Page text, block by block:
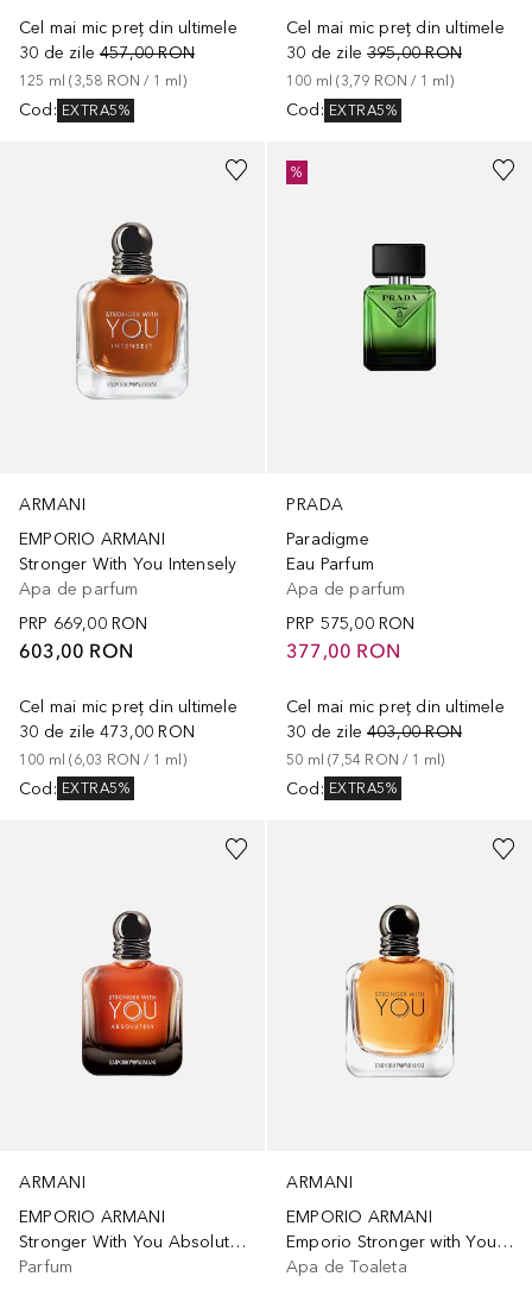
Cel mai mic preț din ultimele
30 de zile 457,00 RON
125 ml (3,58 RON / 1 ml )
Cod : EXTRA5%
Cel mai mic preț din ultimele
30 de zile 395,00 RON
100 ml (3,79 RON / 1 ml )
Cod : EXTRA5%
ARMANI
EMPORIO ARMANI
Stronger With You Intensely
Apa de parfum
PRP 669,00 RON
603,00 RON
Cel mai mic preț din ultimele
30 de zile 473,00 RON
100 ml (6,03 RON / 1 ml)
Cod : EXTRA5%
PRADA
Paradigme
Eau Parfum
Apa de parfum
PRP 575,00 RON
377,00 RON
Cel mai mic preț din ultimele
30 de zile 403,00 RON
50 ml (7,54 RON / 1 ml)
Cod : EXTRA5%
%
ARMANI
EMPORIO ARMANI
Stronger With You Absolutely Eau de
Parfum
ARMANI
EMPORIO ARMANI
Emporio Stronger with You Eau de Toilette
Apa de Toaleta